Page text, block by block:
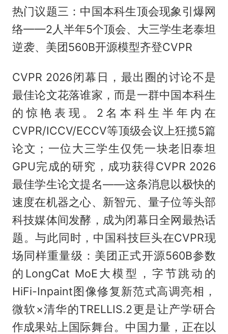
热门议题三：中国本科生顶会现象引爆网
络——2人半年5个顶会、大三学生老泰坦
逆袭、美团560B开源模型齐登CVPR
CVPR 2026闭幕日，最出圈的讨论不是
最佳论文花落谁家，而是一群中国本科生
的惊艳表现。2名本科生半年内在
CVPR/ICCV/ECCV等顶级会议上狂揽5篇
论文；一位大三学生仅凭一块老旧泰坦
GPU完成的研究，成功获得CVPR 2026
最佳学生论文提名——这条消息以极快的
速度在机器之心、新智元、量子位等头部
科技媒体间发酵，成为闭幕日全网最热话
题。与此同时，中国科技巨头在CVPR现
场同样重量级：美团正式开源560B参数
的LongCat MoE大模型，字节跳动的
HiFi-Inpaint图像修复新范式高调亮相，
微软×清华的TRELLIS.2更是让产学研合
作成果站上国际舞台。中国力量，正在以